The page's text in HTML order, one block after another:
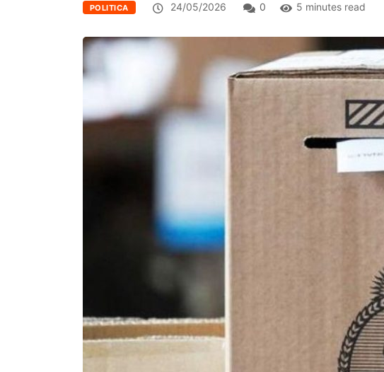
POLITICA 24/05/2026 0 5 minutes read